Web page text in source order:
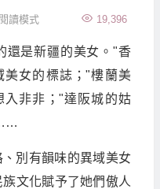
19,396
閱讀模式
還是新疆的美女。"香
女的標誌；"樓蘭美
非非；"達阪城的姑
別有韻味的異域美女
文化賦予了她們傲人